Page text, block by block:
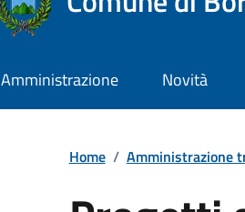
Amministrazione Novità
Home / Amministrazione